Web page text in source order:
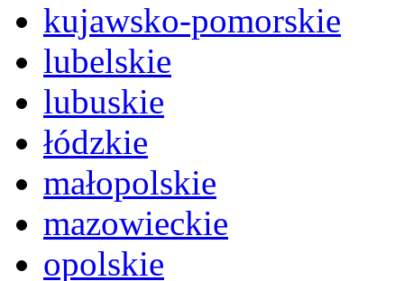
kujawsko-pomorskie
lubelskie
lubuskie
łódzkie
małopolskie
mazowieckie
opolskie